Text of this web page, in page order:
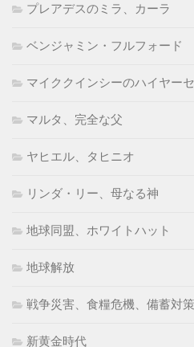
プレアデスのミラ、カーラ
ベンジャミン・フルフォード
マイククインシーのハイヤー
マルタ、完全な父
ヤヒエル、タヒニオ
リンダ・リー、母なる神
地球同盟、ホワイトハット
地球解放
戦争災害、食糧危機、備蓄対
新黄金時代